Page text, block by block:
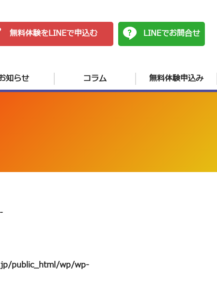
無料体験をLINEで申込む LINEでお問合せ
知らせ コラム 無料体験申込み
public_html/wp/wp-